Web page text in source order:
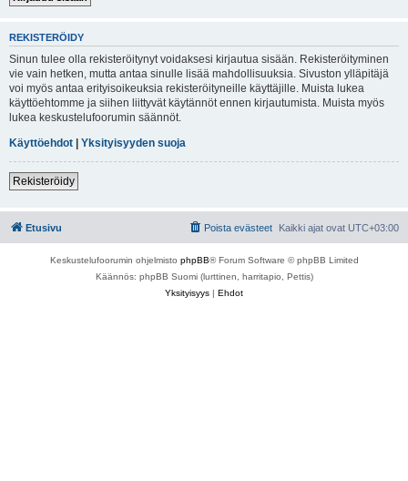
REKISTERÖIDY
Sinun tulee olla rekisteröitynyt voidaksesi kirjautua sisään. Rekisteröityminen
vie vain hetken, mutta antaa sinulle lisää mahdollisuuksia. Sivuston ylläpitäjä
voi myös antaa erityisoikeuksia rekisteröityneille käyttäjille. Muista lukea
käyttöehtomme ja siihen liittyvät käytännöt ennen kirjautumista. Muista myös
lukea keskustelufoorumin säännöt.
Käyttöehdot | Yksityisyyden suoja
Rekisteröidy
Etusivu Kaikki ajat ovat UTC+03:00
Poista evästeet
Keskustelufoorumin ohjelmisto phpBB® Forum Software © phpBB Limited
Käännös: phpBB Suomi (lurttinen, harritapio, Pettis)
Yksityisyys | Ehdot